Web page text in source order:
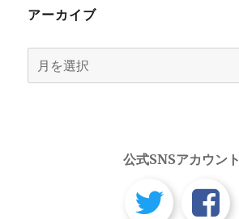
アーカイブ
ー
公式SNSアカウント